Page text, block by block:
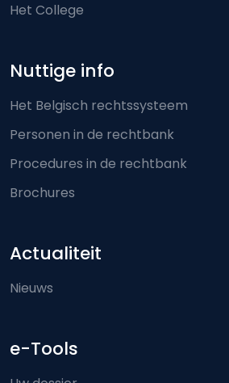
Het College
Nuttige info
Het Belgisch rechtssysteem
Personen in de rechtbank
Procedures in de rechtbank
Brochures
Actualiteit
Nieuws
e-Tools